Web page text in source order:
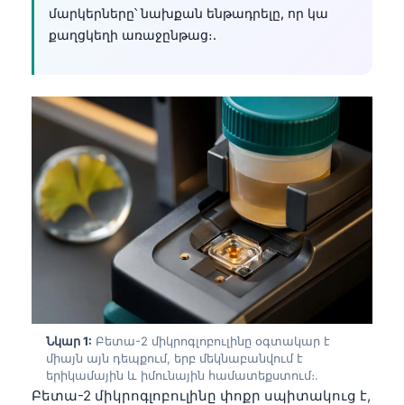
մարկերները՝ նախքան ենթադրելը, որ կա
քաղցկեղի առաջընթաց։.
Նկար 1: Բետա-2 միկրոգլոբուլինը օգտակար է
միայն այն դեպքում, երբ մեկնաբանվում է
երիկամային և իմունային համատեքստում։.
Բետա-2 միկրոգլոբուլինը փոքր սպիտակուց է,